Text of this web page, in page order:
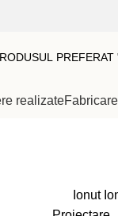
realizate
Ionut